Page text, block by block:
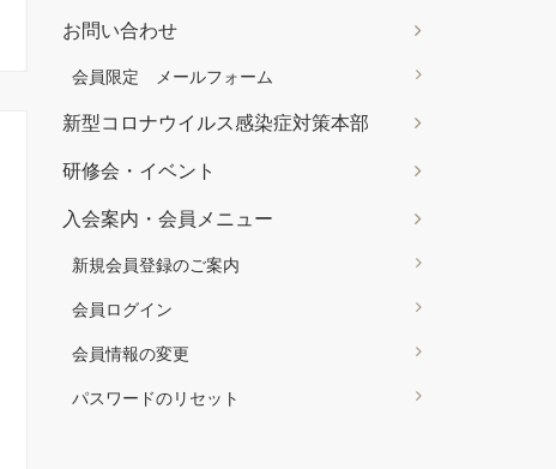
お問い合わせ
会員限定 メールフォーム
新型コロナウイルス感染症対策本部
研修会・イベント
入会案内・会員メニュー
新規会員登録のご案内
会員ログイン
会員情報の変更
パスワードのリセット